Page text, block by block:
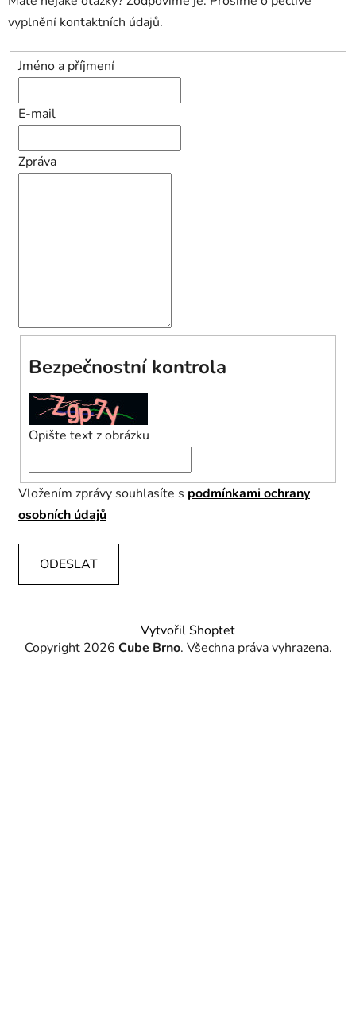
vyplnění kontaktních údajů.
Jméno a příjmení
E-mail
Zpráva
Bezpečnostní kontrola
Opište text z obrázku
Vložením zprávy souhlasíte s podmínkami ochrany
osobních údajů
ODESLAT
Vytvořil Shoptet
Copyright 2026 Cube Brno. Všechna práva vyhrazena.